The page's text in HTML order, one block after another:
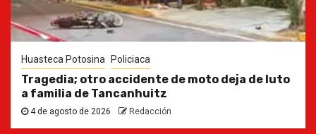
Huasteca Potosina Policiaca
Tragedia; otro accidente de moto deja de luto
a familia de Tancanhuitz
4 de agosto de 2026 Redacción